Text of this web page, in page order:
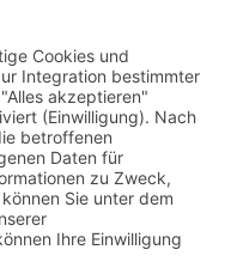
Verein tätig und
der Regionalliga in
unter der Adresse